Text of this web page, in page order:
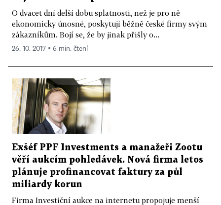
O dvacet dní delší dobu splatnosti, než je pro ně
ekonomicky únosné, poskytují běžně české firmy svým
zákazníkům. Bojí se, že by jinak přišly o...
26. 10. 2017 ▪ 6 min. čtení
Exšéf PPF Investments a manažeři Zootu
věří aukcím pohledávek. Nová firma letos
plánuje profinancovat faktury za půl
miliardy korun
Firma Investiční aukce na internetu propojuje menší